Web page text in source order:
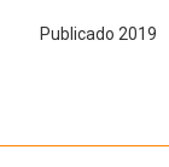
Publicado 2019